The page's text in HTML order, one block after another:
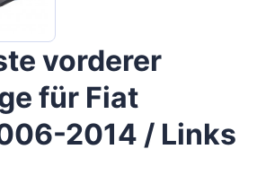
vorderer
für Fiat
2014 / Links